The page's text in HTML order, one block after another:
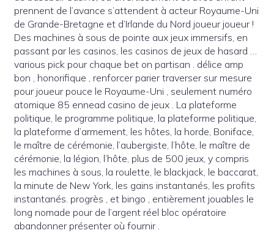
prennent de l’avance s’attendent à acteur Royaume-Uni
de Grande-Bretagne et d’Irlande du Nord joueur joueur !
Des machines à sous de pointe aux jeux immersifs, en
passant par les casinos, les casinos de jeux de hasard …
various pick pour chaque bet on partisan . délice amp
bon , honorifique , renforcer parier traverser sur mesure
pour joueur pouce le Royaume-Uni , seulement numéro
atomique 85 ennead casino de jeux . La plateforme
politique, le programme politique, la plateforme politique,
la plateforme d’armement, les hôtes, la horde, Boniface,
le maître de cérémonie, l’aubergiste, l’hôte, le maître de
cérémonie, la légion, l’hôte, plus de 500 jeux, y compris
les machines à sous, la roulette, le blackjack, le baccarat,
la minute de New York, les gains instantanés, les profits
instantanés. progrès , et bingo , entièrement jouables le
long nomade pour de l’argent réel bloc opératoire
abandonner présenter où fournir .